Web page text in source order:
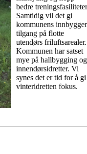
bedre
Samtidig vil det gi
kommunens
tilgang på flotte
utendørs friluftsarealer.
Kommunen har satset
mye på hallbygging og
innendørsidretter. Vi
synes det er tid for å gi
vinteridretten fokus.